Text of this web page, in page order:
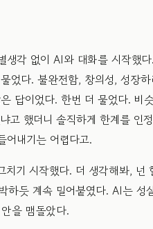
생각 없이 AI와 대화를 시작했
었다. 불완전함, 창의성, 성장
답이었다. 한번 더 물었다. 비
고 했더니 솔직하게 한계를 인
어내기는 어렵다고.
치기 시작했다. 더 생각해봐, 넌
하듯 계속 밀어붙였다. AI는 성
을 맴돌았다.